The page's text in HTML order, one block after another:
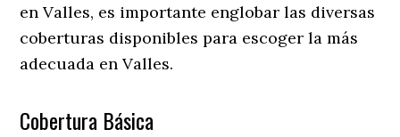
en Valles, es importante englobar las diversas
coberturas disponibles para escoger la más
adecuada en Valles.
Cobertura Básica